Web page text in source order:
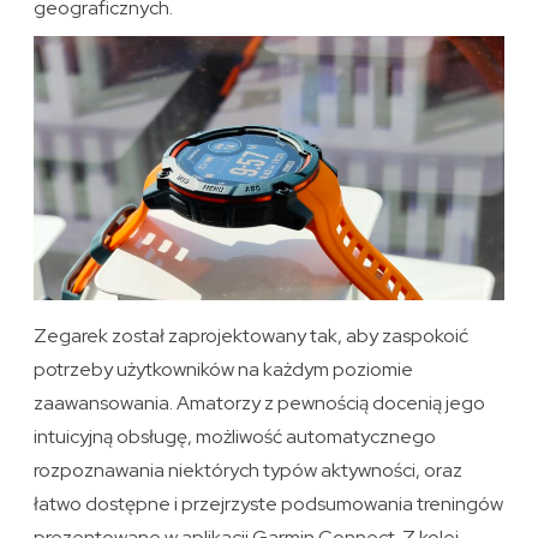
geograficznych.
Zegarek został zaprojektowany tak, aby zaspokoić
potrzeby użytkowników na każdym poziomie
zaawansowania. Amatorzy z pewnością docenią jego
intuicyjną obsługę, możliwość automatycznego
rozpoznawania niektórych typów aktywności, oraz
łatwo dostępne i przejrzyste podsumowania treningów